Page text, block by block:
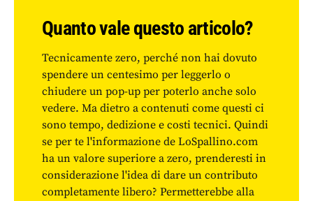
Quanto vale questo articolo?
Tecnicamente zero, perché non hai dovuto
spendere un centesimo per leggerlo o
chiudere un pop-up per poterlo anche solo
vedere. Ma dietro a contenuti come questi ci
sono tempo, dedizione e costi tecnici. Quindi
se per te l'informazione de LoSpallino.com
ha un valore superiore a zero, prenderesti in
considerazione l'idea di dare un contributo
completamente libero? Permetterebbe alla